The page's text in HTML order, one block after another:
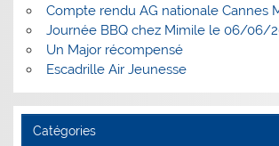
Compte rendu AG nationale Cannes
Journée BBQ chez Mimile le 06/06/
Un Major récompensé
Escadrille Air Jeunesse
Catégories